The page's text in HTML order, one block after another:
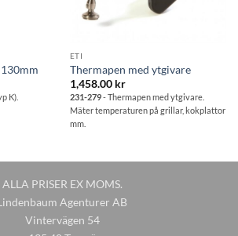
K).
ETI
Thermapen med ytgivare
1,458.00 kr
231-279- Thermapen med ytgivare.
Mäter temperaturen på grillar, kokplattor
mm.
ALLA PRISER EX MOMS.
Agenturer AB
Vintervägen 54